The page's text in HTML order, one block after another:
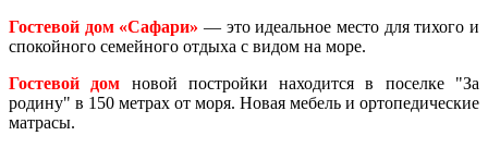
Гостевой дом «Сафари» — это идеальное место для тихого и
спокойного семейного отдыха с видом на море.
Гостевой дом новой постройки находится в поселке "За
родину" в 150 метрах от моря. Новая мебель и ортопедические
матрасы.